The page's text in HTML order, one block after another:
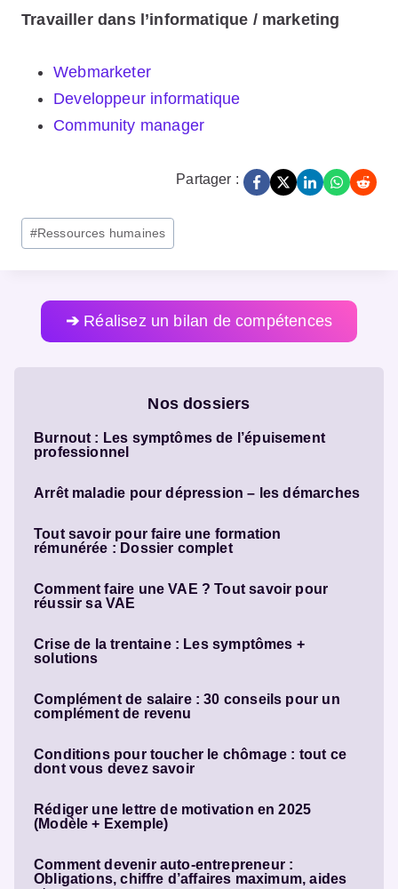
Travailler dans l’informatique / marketing
Webmarketer
Developpeur informatique
Community manager
Partager :
Post
Tags:
#Ressources humaines
➔ Réalisez un bilan de compétences
Nos dossiers
Burnout : Les symptômes de l’épuisement
professionnel
Arrêt maladie pour dépression – les démarches
Tout savoir pour faire une formation
rémunérée : Dossier complet
Comment faire une VAE ? Tout savoir pour
réussir sa VAE
Crise de la trentaine : Les symptômes +
solutions
Complément de salaire : 30 conseils pour un
complément de revenu
Conditions pour toucher le chômage : tout ce
dont vous devez savoir
Rédiger une lettre de motivation en 2025
(Modèle + Exemple)
Comment devenir auto-entrepreneur :
Obligations, chiffre d’affaires maximum, aides